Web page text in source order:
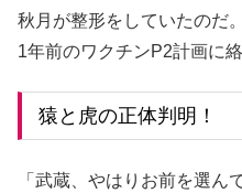
秋月が整形をしていたのだ。
1年前のワクチンP2計画に
猿と虎の正体判明！
「武蔵、やはりお前を選ん